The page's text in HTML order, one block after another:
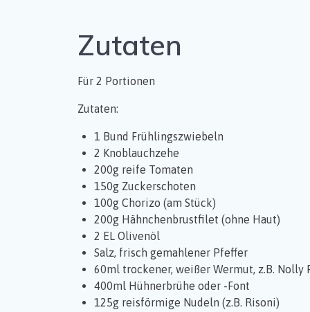
Zutaten
Für 2 Portionen
Zutaten:
1 Bund Frühlingszwiebeln
2 Knoblauchzehe
200g reife Tomaten
150g Zuckerschoten
100g Chorizo (am Stück)
200g Hähnchenbrustfilet (ohne Haut)
2 EL Olivenöl
Salz, frisch gemahlener Pfeffer
60ml trockener, weißer Wermut, z.B. Nolly
400ml Hühnerbrühe oder -Font
125g reisförmige Nudeln (z.B. Risoni)